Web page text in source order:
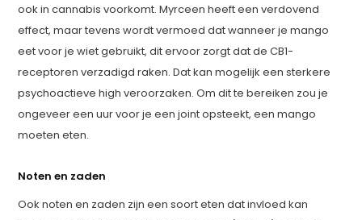
ook in cannabis voorkomt. Myrceen heeft een verdovend
effect, maar tevens wordt vermoed dat wanneer je mango
eet voor je wiet gebruikt, dit ervoor zorgt dat de CB1-
receptoren verzadigd raken. Dat kan mogelijk een sterkere
psychoactieve high veroorzaken. Om dit te bereiken zou je
ongeveer een uur voor je een joint opsteekt, een mango
moeten eten.
Noten en zaden
Ook noten en zaden zijn een soort eten dat invloed kan